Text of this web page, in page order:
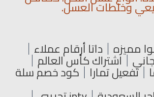
وخلطات العسل.
مميزه داتا أرقام عملاء
اشتراك كأس العالم
تفعيل تمارا كود خصم سلة